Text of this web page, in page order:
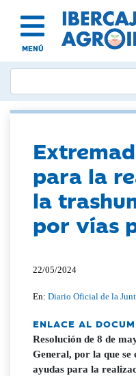
MENÚ
para la
la
por vías
22/05/2024
En:Diario Oficial de la
ENLACE AL
Resolución de 8 de
General, por la que se
ayudas para la